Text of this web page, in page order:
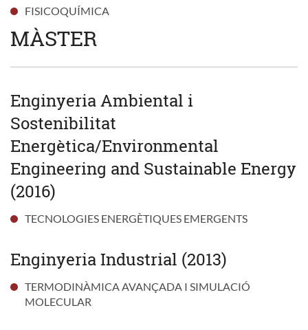
FISICOQUÍMICA
MÀSTER
Enginyeria Ambiental i
Sostenibilitat
Energètica/Environmental
Engineering and Sustainable Energy
(2016)
TECNOLOGIES ENERGÈTIQUES EMERGENTS
Enginyeria Industrial (2013)
TERMODINÀMICA AVANÇADA I SIMULACIÓ
MOLECULAR